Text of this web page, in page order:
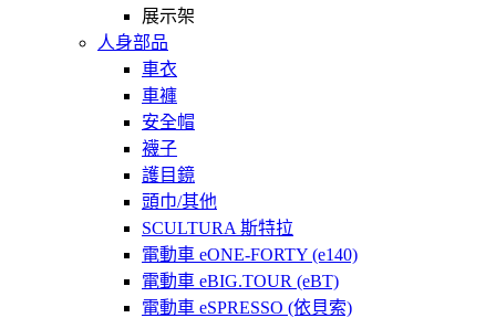
展示架
人身部品
車衣
車褲
安全帽
襪子
護目鏡
頭巾/其他
SCULTURA 斯特拉
電動車 eONE-FORTY (e140)
電動車 eBIG.TOUR (eBT)
電動車 eSPRESSO (依貝索)